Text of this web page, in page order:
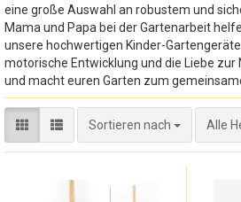
eine große Auswahl an robustem und
Mama und Papa bei der Gartenarbeit
unsere hochwertigen Kinder-
motorische Entwicklung und die Liebe
und macht euren Garten zum
Sortieren nach
Sortieren nach Alle